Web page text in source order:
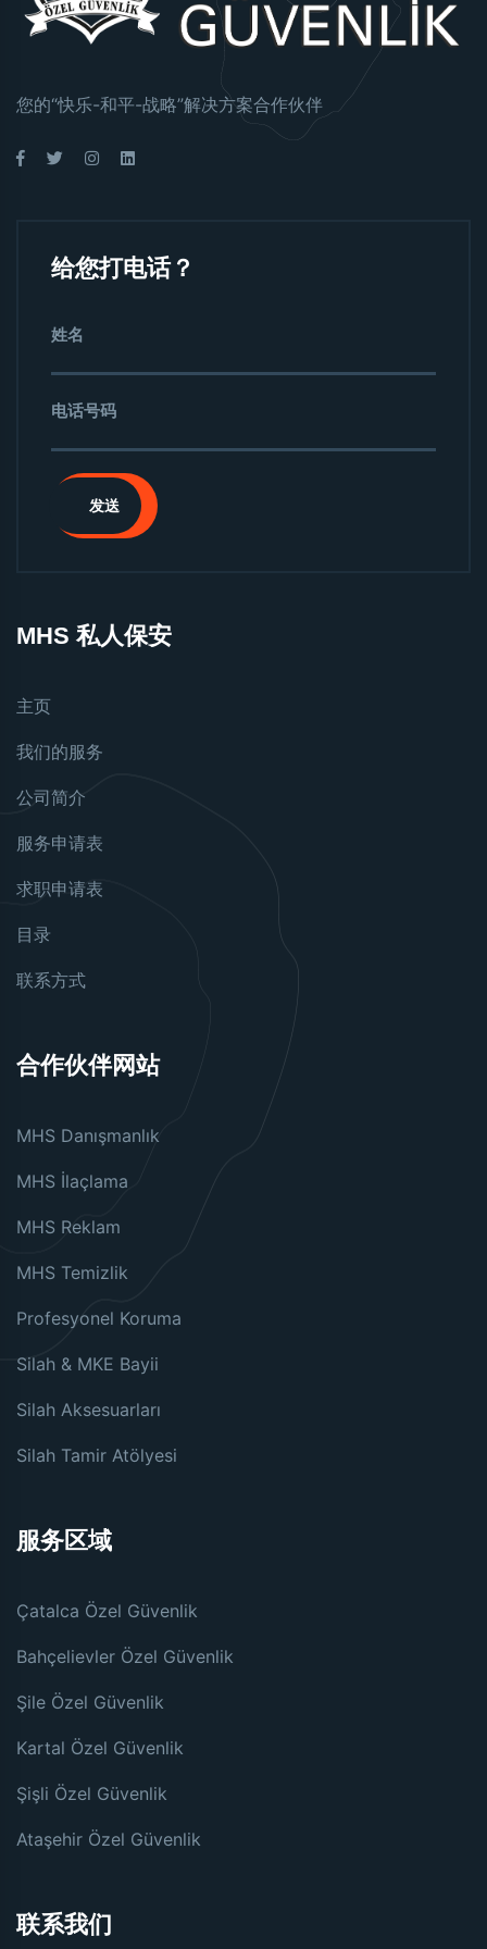
您的“快乐-和平-战略”解决方案合作伙伴
给您打电话？
发送
MHS 私人保安
主页
我们的服务
公司简介
服务申请表
求职申请表
目录
联系方式
合作伙伴网站
MHS Danışmanlık
MHS İlaçlama
MHS Reklam
MHS Temizlik
Profesyonel Koruma
Silah & MKE Bayii
Silah Aksesuarları
Silah Tamir Atölyesi
服务区域
Çatalca Özel Güvenlik
Bahçelievler Özel Güvenlik
Şile Özel Güvenlik
Kartal Özel Güvenlik
Şişli Özel Güvenlik
Ataşehir Özel Güvenlik
联系我们